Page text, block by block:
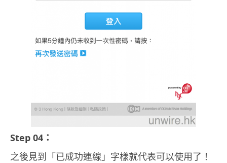
Step 04：
之後見到「已成功連線」字樣就代表可以使用了！